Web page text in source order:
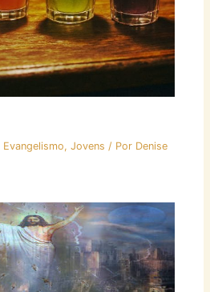
Evangelismo,Jovens / Por Denise